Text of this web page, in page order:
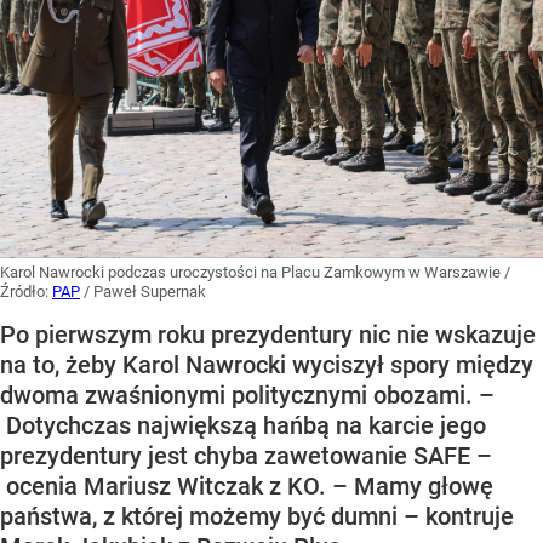
Karol Nawrocki podczas uroczystości na Placu Zamkowym w Warszawie /
Źródło: PAP / Paweł Supernak
Po pierwszym roku prezydentury nic nie wskazuje
na to, żeby Karol Nawrocki wyciszył spory między
dwoma zwaśnionymi politycznymi obozami. –
Dotychczas największą hańbą na karcie jego
prezydentury jest chyba zawetowanie SAFE –
ocenia Mariusz Witczak z KO. – Mamy głowę
państwa, z której możemy być dumni – kontruje